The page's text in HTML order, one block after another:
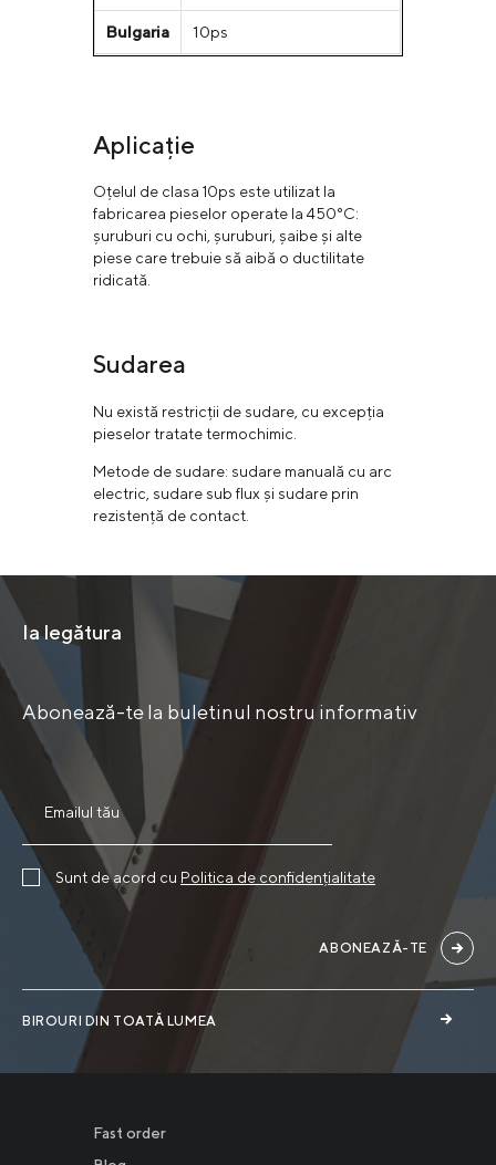
Bulgaria 10ps
Aplicație
Oțelul de clasa 10ps este utilizat la
fabricarea pieselor operate la 450°С:
șuruburi cu ochi, șuruburi, șaibe și alte
piese care trebuie să aibă o ductilitate
ridicată.
Sudarea
Nu există restricții de sudare, cu excepția
pieselor tratate termochimic.
Metode de sudare: sudare manuală cu arc
electric, sudare sub flux și sudare prin
rezistență de contact.
Ia legătura
Abonează-te la buletinul nostru informativ
BIROURI DIN TOATĂ LUMEA
Sunt de acord cu Politica de confidențialitate
ABONEAZĂ-TE
Fast order